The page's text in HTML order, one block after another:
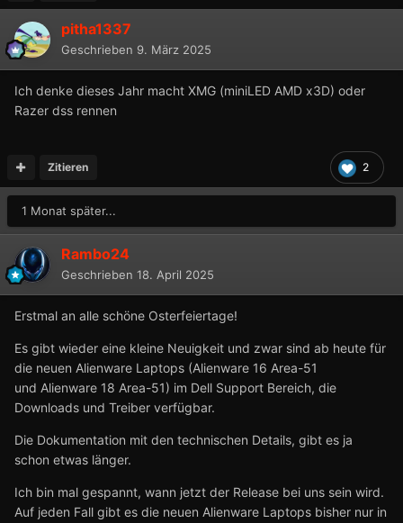
pitha1337
Geschrieben 9. März 2025
Ich denke dieses Jahr macht XMG (miniLED AMD x3D) oder
Razer dss rennen
2
Zitieren
1 Monat später...
Rambo24
Geschrieben 18. April 2025
Erstmal an alle schöne Osterfeiertage!
Es gibt wieder eine kleine Neuigkeit und zwar sind ab heute für
die neuen Alienware Laptops (Alienware 16 Area-51
und Alienware 18 Area-51) im Dell Support Bereich, die
Downloads und Treiber verfügbar.
Die Dokumentation mit den technischen Details, gibt es ja
schon etwas länger.
Ich bin mal gespannt, wann jetzt der Release bei uns sein wird.
Auf jeden Fall gibt es die neuen Alienware Laptops bisher nur in